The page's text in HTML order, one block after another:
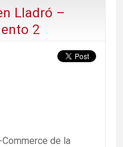
Lladró –
2
de la